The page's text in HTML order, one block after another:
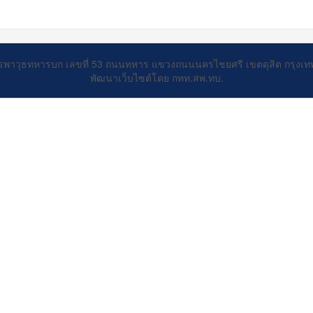
พาวุธทหารบก เลขที่ 53 ถนนทหาร แขวงถนนนครไชยศรี เขตดุสิต กรุงเ
พัฒนาเว็บไซต์โดย กทท.สพ.ทบ.